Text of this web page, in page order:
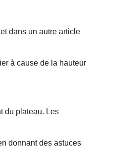
dans un autre article
à cause de la hauteur
du plateau. Les
donnant des astuces